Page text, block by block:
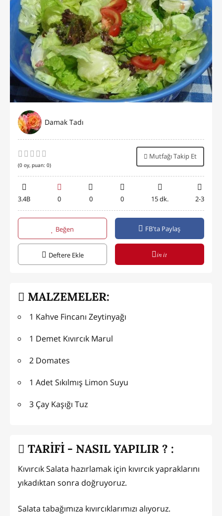
Damak Tadı
(0 oy, puan: 0)
Mutfağı Takip Et
3.4B 0 0 0 15 dk. 2-3
Beğen FB'ta Paylaş
Deftere Ekle in it
MALZEMELER:
1 Kahve Fincanı Zeytinyağı
1 Demet Kıvırcık Marul
2 Domates
1 Adet Sıkılmış Limon Suyu
3 Çay Kaşığı Tuz
TARİFİ - NASIL YAPILIR ? :
Kıvırcık Salata hazırlamak için kıvırcık yapraklarını
yıkadıktan sonra doğruyoruz.
Salata tabağımıza kıvırcıklarımızı alıyoruz.